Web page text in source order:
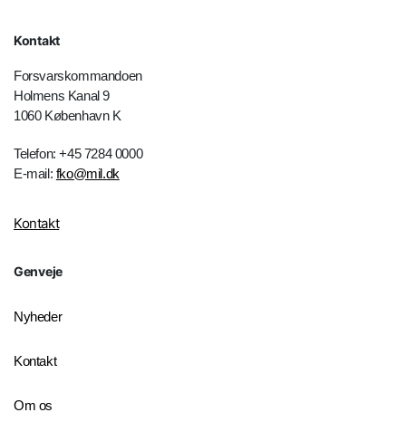
Kontakt
Forsvarskommandoen
Holmens Kanal 9
1060 København K
Telefon: +45 7284 0000
E-mail: fko@mil.dk
Kontakt
Genveje
Nyheder
Kontakt
Om os